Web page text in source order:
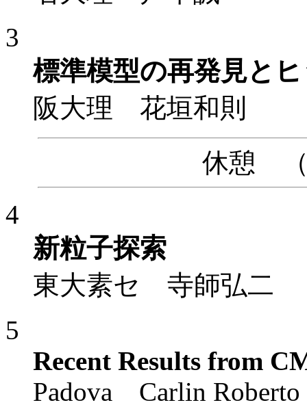
3
標準模型の再発見と
阪大理 花垣和則
休憩 （
4
新粒子探索
東大素セ 寺師弘二
5
Recent Results from
Padova Carlin Roberto